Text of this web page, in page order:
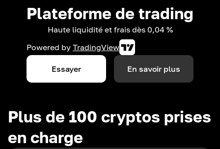
Plateforme de trading
Haute liquidité et frais dès 0,04 %
Powered by TradingView
Essayer En savoir plus
Plus de 100 cryptos prises
en charge